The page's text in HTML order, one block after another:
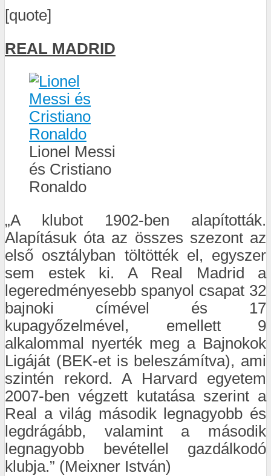
[quote]
REAL MADRID
Lionel Messi
és Cristiano
Ronaldo
„A klubot 1902-ben alapították.
Alapításuk óta az összes szezont az
első osztályban töltötték el, egyszer
sem estek ki. A Real Madrid a
legeredményesebb spanyol csapat 32
bajnoki címével és 17
kupagyőzelmével, emellett 9
alkalommal nyerték meg a Bajnokok
Ligáját (BEK-et is beleszámítva), ami
szintén rekord. A Harvard egyetem
2007-ben végzett kutatása szerint a
Real a világ második legnagyobb és
legdrágább, valamint a második
legnagyobb bevétellel gazdálkodó
klubja.” (Meixner István)